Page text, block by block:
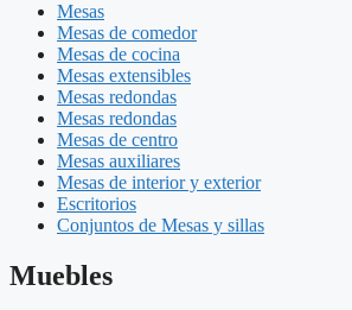
Mesas
Mesas de comedor
Mesas de cocina
Mesas extensibles
Mesas redondas
Mesas redondas
Mesas de centro
Mesas auxiliares
Mesas de interior y exterior
Escritorios
Conjuntos de Mesas y sillas
Muebles